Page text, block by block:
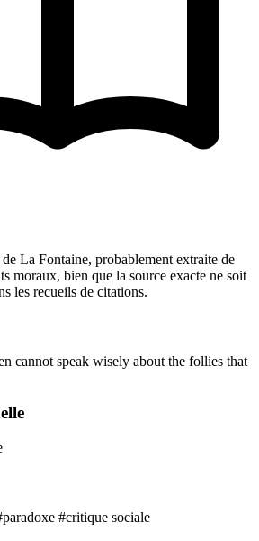
La Fontaine, probablement extraite de
moraux, bien que la source exacte ne soit
les recueils de citations.
cannot speak wisely about the follies that
#critique sociale